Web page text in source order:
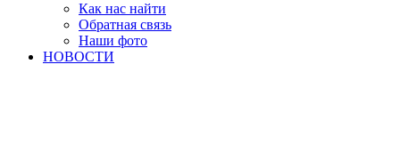
Как нас найти
Обратная связь
Наши фото
НОВОСТИ